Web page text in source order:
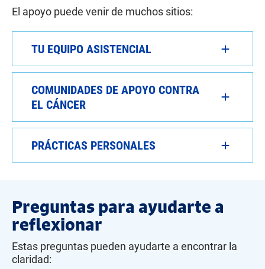
El apoyo puede venir de muchos sitios:
TU EQUIPO ASISTENCIAL
COMUNIDADES DE APOYO CONTRA
EL CÁNCER
PRÁCTICAS PERSONALES
Preguntas para ayudarte a
reflexionar
Estas preguntas pueden ayudarte a encontrar la
claridad: